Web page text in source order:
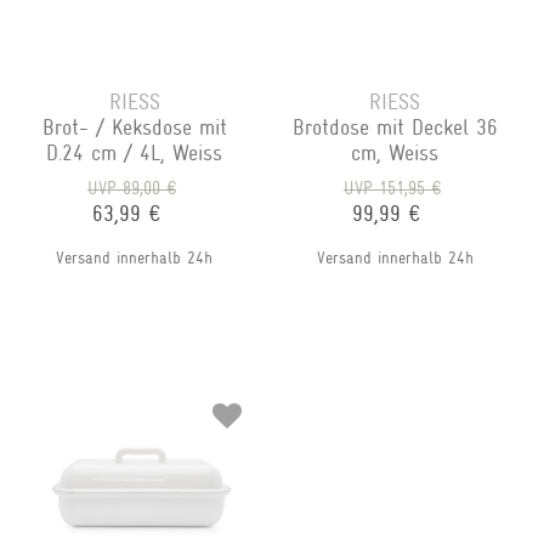
RIESS
Brot- / Keksdose mit
D.24 cm / 4L, Weiss
UVP 89,00 €
63,99 €
Versand innerhalb 24h
RIESS
Brotdose mit Deckel 36
cm, Weiss
UVP 151,95 €
99,99 €
Versand innerhalb 24h